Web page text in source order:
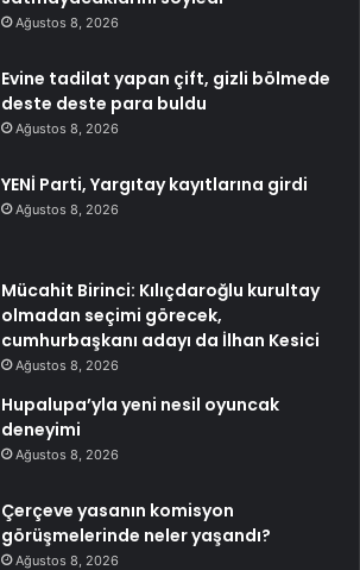
Ağustos 8, 2026
Evine tadilat yapan çift, gizli bölmede
deste deste para buldu
Ağustos 8, 2026
YENİ Parti, Yargıtay kayıtlarına girdi
Ağustos 8, 2026
Mücahit Birinci: Kılıçdaroğlu kurultay
olmadan seçimi görecek,
cumhurbaşkanı adayı da İlhan Kesici
Ağustos 8, 2026
Hupalupa’yla yeni nesil oyuncak
deneyimi
Ağustos 8, 2026
Çerçeve yasanın komisyon
görüşmelerinde neler yaşandı?
Ağustos 8, 2026